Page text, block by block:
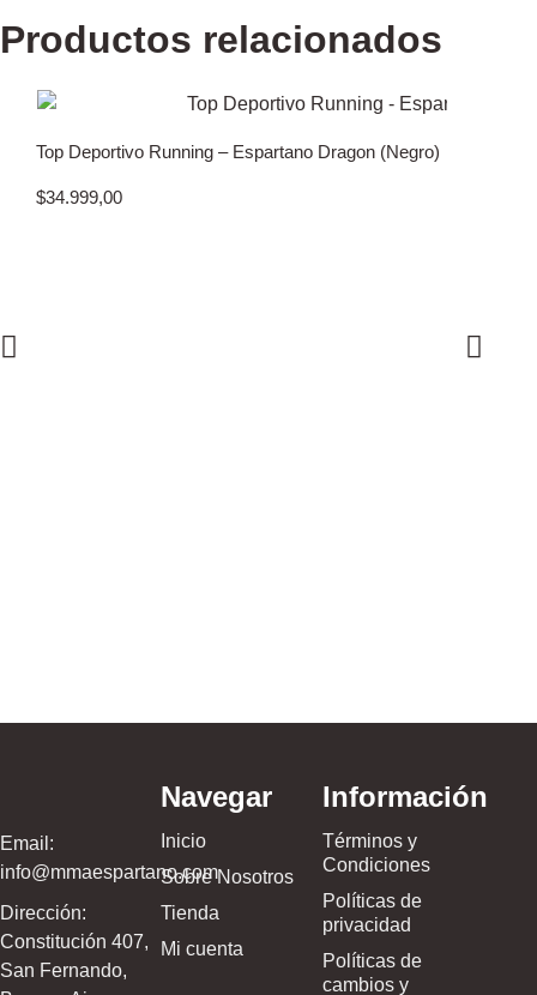
Productos relacionados
Top Deportivo Running – Espartano Dragon (Negro)
$34.999,00
Email:
info@mmaespartano.com
Dirección:
Constitución 407,
San Fernando,
Navegar
Inicio
Sobre Nosotros
Tienda
Mi cuenta
Información
Términos y
Condiciones
Políticas de
privacidad
Políticas de
cambios y